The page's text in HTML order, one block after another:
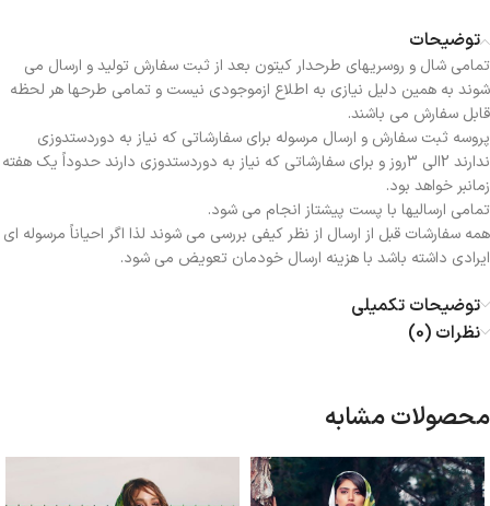
توضیحات
تمامی شال و روسریهای طرحدار کیتون بعد از ثبت سفارش تولید و ارسال می
شوند به همین دلیل نیازی به اطلاع ازموجودی نیست و تمامی طرحها هر لحظه
قابل سفارش می باشند.
پروسه ثبت سفارش و ارسال مرسوله برای سفارشاتی که نیاز به دوردستدوزی
ندارند 2الی 3روز و برای سفارشاتی که نیاز به دوردستدوزی دارند حدوداً یک هفته
زمانبر خواهد بود.
تمامی ارسالیها با پست پیشتاز انجام می شود.
همه سفارشات قبل از ارسال از نظر کیفی بررسی می شوند لذا اگر احیاناً مرسوله ای
ایرادی داشته باشد با هزینه ارسال خودمان تعویض می شود.
توضیحات تکمیلی
نظرات (0)
محصولات مشابه